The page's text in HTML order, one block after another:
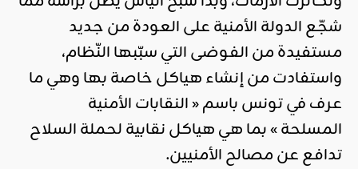
شجّع الدولة الأمنية على العودة من جديد
مستفيدة من الفوضى التي سبّبها النّظام،
واستفادت من إنشاء هياكل خاصة بها وهي ما
عرف في تونس باسم « النقابات الأمنية
المسلحة » بما هي هياكل نقابية لحملة السلاح
تدافع عن مصالح الأمنيين.